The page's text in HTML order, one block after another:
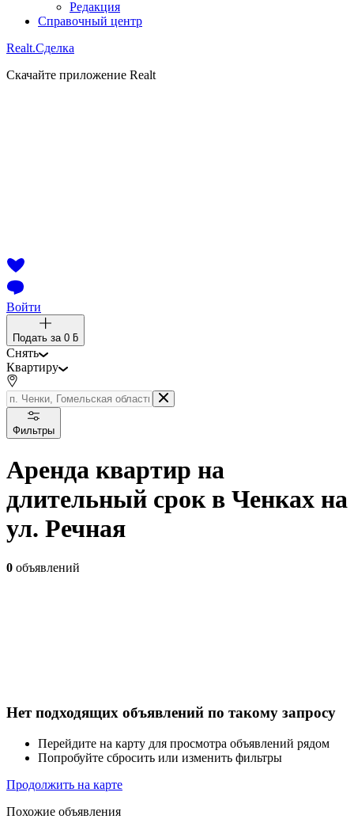
Редакция
Справочный центр
Realt.Сделка
Скачайте приложение Realt
Войти
Подать за 0 ƃ
Снять
Квартиру
Фильтры
Аренда квартир на
длительный срок в Ченках на
ул. Речная
0 объявлений
Нет подходящих объявлений по такому запросу
Перейдите на карту для просмотра объявлений рядом
Попробуйте сбросить или изменить фильтры
Продолжить на карте
Похожие объявления